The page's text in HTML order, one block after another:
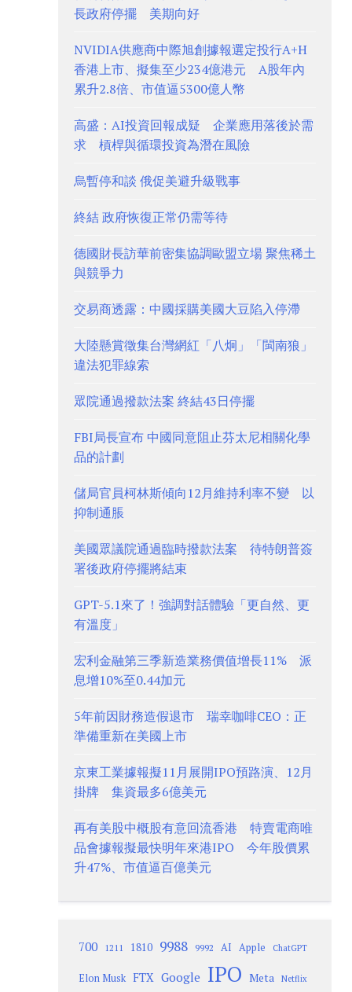
長政府停擺 美期向好
NVIDIA供應商中際旭創據報選定投行A+H
香港上市、擬集至少234億港元 A股年內
累升2.8倍、市值逼5300億人幣
高盛：AI投資回報成疑 企業應用落後於需
求 槓桿與循環投資為潛在風險
烏暫停和談 俄促美避升級戰事
終結 政府恢復正常仍需等待
德國財長訪華前密集協調歐盟立場 聚焦稀土
與競爭力
交易商透露：中國採購美國大豆陷入停滯
大陸懸賞徵集台灣網紅「八炯」「閩南狼」
違法犯罪線索
眾院通過撥款法案 終結43日停擺
FBI局長宣布 中國同意阻止芬太尼相關化學
品的計劃
儲局官員柯林斯傾向12月維持利率不變 以
抑制通脹
美國眾議院通過臨時撥款法案 待特朗普簽
署後政府停擺將結束
GPT-5.1來了！強調對話體驗「更自然、更
有溫度」
宏利金融第三季新造業務價值增長11% 派
息增10%至0.44加元
5年前因財務造假退市 瑞幸咖啡CEO：正
準備重新在美國上市
京東工業據報擬11月展開IPO預路演、12月
掛牌 集資最多6億美元
再有美股中概股有意回流香港 特賣電商唯
品會據報擬最快明年來港IPO 今年股價累
升47%、市值逼百億美元
700 1211 1810 9988 9992 AI Apple ChatGPT
Elon Musk FTX Google IPO Meta Netflix